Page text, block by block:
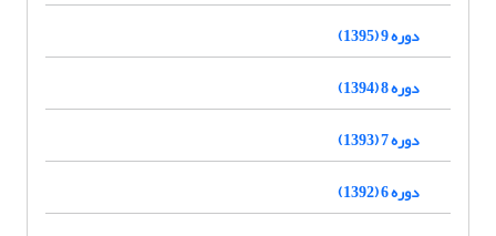
دوره 9 (1395)
دوره 8 (1394)
دوره 7 (1393)
دوره 6 (1392)